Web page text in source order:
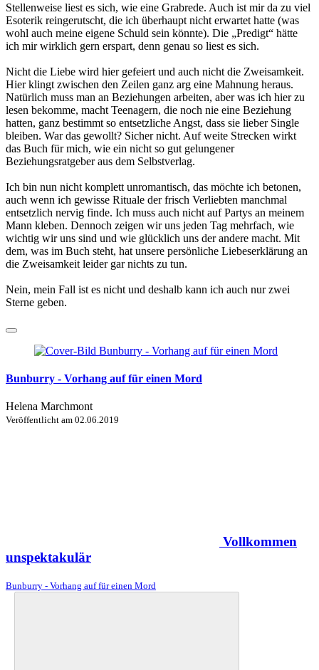
Stellenweise liest es sich, wie eine Grabrede. Auch ist mir da zu viel
Esoterik reingerutscht, die ich überhaupt nicht erwartet hatte (was
wohl auch meine eigene Schuld sein könnte). Die „Predigt“ hätte
ich mir wirklich gern erspart, denn genau so liest es sich.
Nicht die Liebe wird hier gefeiert und auch nicht die Zweisamkeit.
Hier klingt zwischen den Zeilen ganz arg eine Mahnung heraus.
Natürlich muss man an Beziehungen arbeiten, aber was ich hier zu
lesen bekomme, macht Teenagern, die noch nie eine Beziehung
hatten, ganz bestimmt so entsetzliche Angst, dass sie lieber Single
bleiben. War das gewollt? Sicher nicht. Auf weite Strecken wirkt
das Buch für mich, wie ein nicht so gut gelungener
Beziehungsratgeber aus dem Selbstverlag.
Ich bin nun nicht komplett unromantisch, das möchte ich betonen,
auch wenn ich gewisse Rituale der frisch Verliebten manchmal
entsetzlich nervig finde. Ich muss auch nicht auf Partys an meinem
Mann kleben. Dennoch zeigen wir uns jeden Tag mehrfach, wie
wichtig wir uns sind und wie glücklich uns der andere macht. Mit
dem, was im Buch steht, hat unsere persönliche Liebeserklärung an
die Zweisamkeit leider gar nichts zu tun.
Nein, mein Fall ist es nicht und deshalb kann ich auch nur zwei
Sterne geben.
Bunburry - Vorhang auf für einen Mord
Helena Marchmont
Veröffentlicht am 02.06.2019
Vollkommen
unspektakulär
Bunburry - Vorhang auf für einen Mord